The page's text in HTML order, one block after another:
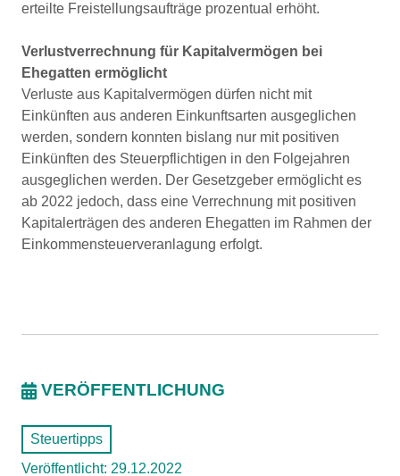
erteilte Freistellungsaufträge prozentual erhöht.
Verlustverrechnung für Kapitalvermögen bei
Ehegatten ermöglicht
Verluste aus Kapitalvermögen dürfen nicht mit
Einkünften aus anderen Einkunftsarten ausgeglichen
werden, sondern konnten bislang nur mit positiven
Einkünften des Steuerpflichtigen in den Folgejahren
ausgeglichen werden. Der Gesetzgeber ermöglicht es
ab 2022 jedoch, dass eine Verrechnung mit positiven
Kapitalerträgen des anderen Ehegatten im Rahmen der
Einkommensteuerveranlagung erfolgt.
VERÖFFENTLICHUNG
Steuertipps
Veröffentlicht: 29.12.2022